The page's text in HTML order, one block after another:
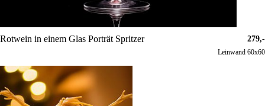
Rotwein in einem Glas Porträt Spritzer 279,-
Leinwand 60x60